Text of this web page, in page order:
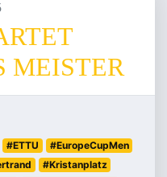
MEISTER
#ETTU
#EuropeCupMen
#Kristanplatz